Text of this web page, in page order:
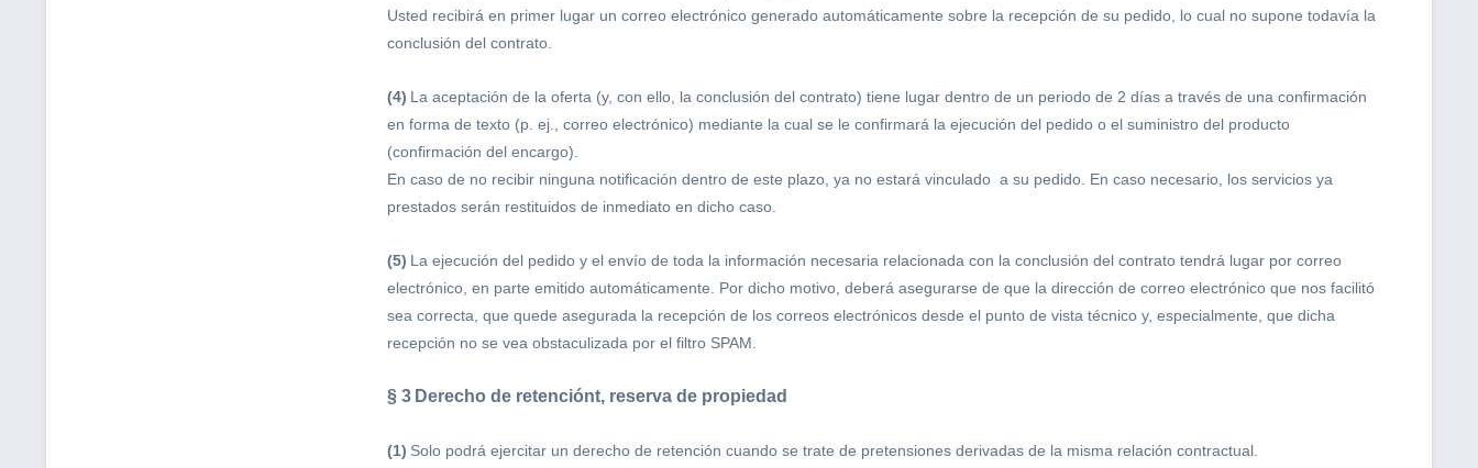
Usted recibirá en primer lugar un correo electrónico generado automáticamente sobre la recepción de su pedido, lo cual no supone todavía la
conclusión del contrato.
(4) La aceptación de la oferta (y, con ello, la conclusión del contrato) tiene lugar dentro de un periodo de 2 días a través de una confirmación
en forma de texto (p. ej., correo electrónico) mediante la cual se le confirmará la ejecución del pedido o el suministro del producto
(confirmación del encargo).
En caso de no recibir ninguna notificación dentro de este plazo, ya no estará vinculado a su pedido. En caso necesario, los servicios ya
prestados serán restituidos de inmediato en dicho caso.
(5) La ejecución del pedido y el envío de toda la información necesaria relacionada con la conclusión del contrato tendrá lugar por correo
electrónico, en parte emitido automáticamente. Por dicho motivo, deberá asegurarse de que la dirección de correo electrónico que nos facilitó
sea correcta, que quede asegurada la recepción de los correos electrónicos desde el punto de vista técnico y, especialmente, que dicha
recepción no se vea obstaculizada por el filtro SPAM.
§ 3 Derecho de retenciónt, reserva de propiedad
(1) Solo podrá ejercitar un derecho de retención cuando se trate de pretensiones derivadas de la misma relación contractual.